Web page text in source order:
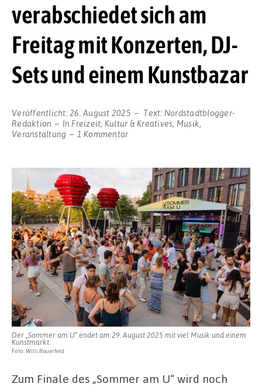
verabschiedet sich am
Freitag mit Konzerten, DJ-
Sets und einem Kunstbazar
Veröffentlicht:26. August 2025 Text: Nordstadtblogger-
Redaktion
InFreizeit, Kultur & Kreatives, Musik,
Veranstaltung
1 Kommentarzu
verabschiedet
sich
am
Freitag
mit
Konzerten,
DJ-
Sets
und
einem
Kunstbazar
Der „Sommer am U“ endet am 29. August 2025 mit viel Musik und einem
Kunstmarkt.
Foto: Willi Bauerfeld
Zum Finale des „Sommer am U“ wird noch